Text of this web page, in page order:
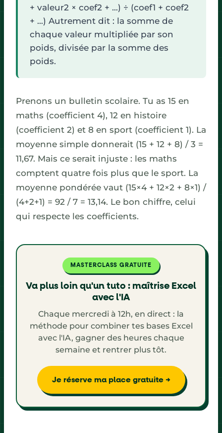
+ valeur2 × coef2 + …) ÷ (coef1 + coef2
+ …) Autrement dit : la somme de
chaque valeur multipliée par son
poids, divisée par la somme des
poids.
Prenons un bulletin scolaire. Tu as 15 en
maths (coefficient 4), 12 en histoire
(coefficient 2) et 8 en sport (coefficient 1). La
moyenne simple donnerait (15 + 12 + 8) / 3 =
11,67. Mais ce serait injuste : les maths
comptent quatre fois plus que le sport. La
moyenne pondérée vaut (15×4 + 12×2 + 8×1) /
(4+2+1) = 92 / 7 = 13,14. Le bon chiffre, celui
qui respecte les coefficients.
MASTERCLASS GRATUITE
Va plus loin qu'un tuto : maîtrise Excel
avec l'IA
Chaque mercredi à 12h, en direct : la
méthode pour combiner tes bases Excel
avec l'IA, gagner des heures chaque
semaine et rentrer plus tôt.
Je réserve ma place gratuite →